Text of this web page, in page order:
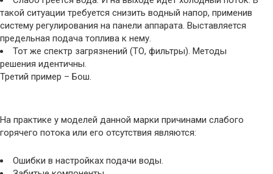
такой ситуации требуется снизить водный напор, применив
систему регулирования на панели аппарата. Выставляется
предельная подача топлива к нему.
Тот же спектр загрязнений (ТО, фильтры). Методы
решения идентичны.
Третий пример – Бош.
На практике у моделей данной марки причинами слабого
горячего потока или его отсутствия являются:
Ошибки в настройках подачи воды.